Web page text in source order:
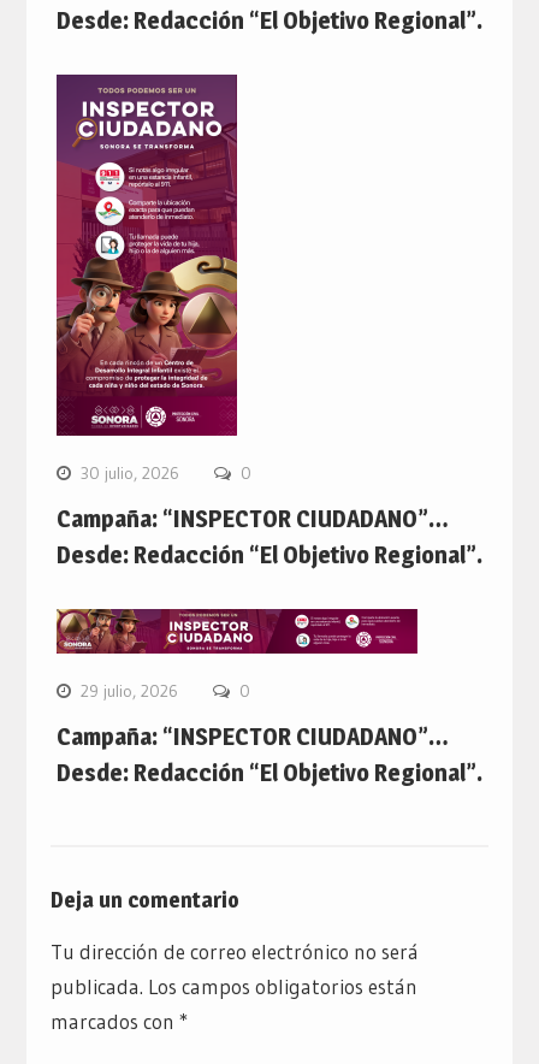
Desde: Redacción “El Objetivo Regional”.
30 julio, 2026 0
Campaña: “INSPECTOR CIUDADANO”…
Desde: Redacción “El Objetivo Regional”.
29 julio, 2026 0
Campaña: “INSPECTOR CIUDADANO”…
Desde: Redacción “El Objetivo Regional”.
Deja un comentario
Tu dirección de correo electrónico no será
publicada. Los campos obligatorios están
marcados con *